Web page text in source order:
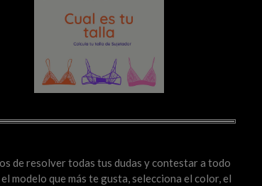
de resolver todas tus dudas y contestar a todo
modelo que más te gusta, selecciona el color, el